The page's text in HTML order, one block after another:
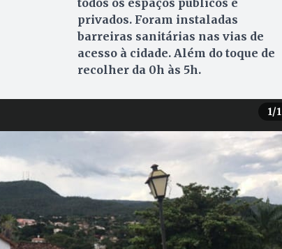
todos os espaços públicos e
privados. Foram instaladas
barreiras sanitárias nas vias de
acesso à cidade. Além do toque de
recolher da 0h às 5h.
1/1